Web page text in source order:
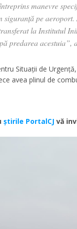
manevre
siguranță pe
la Institutul
predarea acestuia”,
Situații de
avea plinul de
ştirile PortalCJ vă